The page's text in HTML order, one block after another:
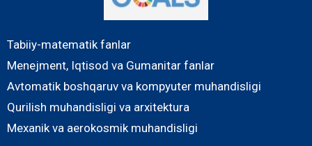
Tabiiy-matematik fanlar
Menejment, Iqtisod va Gumanitar fanlar
Avtomatik boshqaruv va kompyuter muhandisligi
Qurilish muhandisligi va arxitektura
Mexanik va aerokosmik muhandisligi